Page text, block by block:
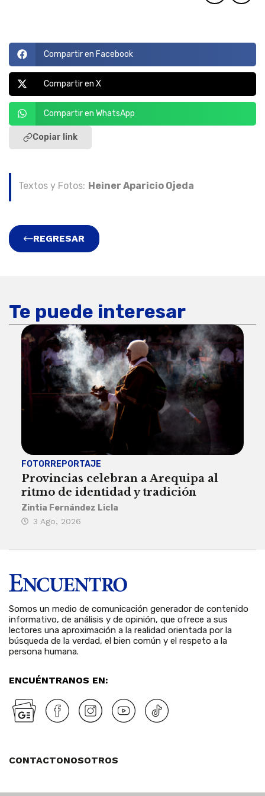
Compartir en Facebook
Compartir en X
Compartir en WhatsApp
Copiar link
Textos y Fotos: Heiner Aparicio Ojeda
REGRESAR
Te puede interesar
FOTORREPORTAJE
Provincias celebran a Arequipa al
ritmo de identidad y tradición
Zintia Fernández Licla
3 Ago, 2026
Somos un medio de comunicación generador de contenido
informativo, de análisis y de opinión, que ofrece a sus
lectores una aproximación a la realidad orientada por la
búsqueda de la verdad, el bien común y el respeto a la
persona humana.
ENCUÉNTRANOS EN:
CONTACTONOSOTROS